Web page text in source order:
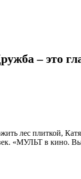
– это
лес плиткой,
«МУЛЬТ в кино.